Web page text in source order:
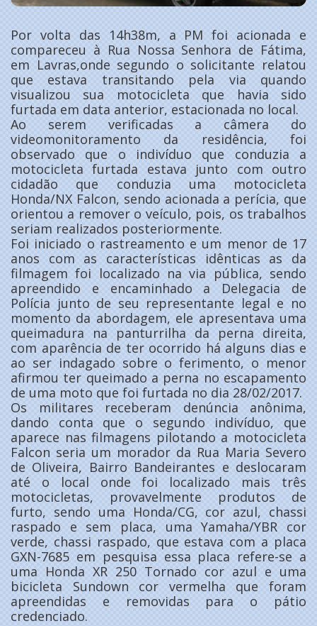
Por volta das 14h38m, a PM foi acionada e
compareceu à Rua Nossa Senhora de Fátima,
em Lavras,onde segundo o solicitante relatou
que estava transitando pela via quando
visualizou sua motocicleta que havia sido
furtada em data anterior, estacionada no local.
Ao serem verificadas a câmera do
videomonitoramento da residência, foi
observado que o indivíduo que conduzia a
motocicleta furtada estava junto com outro
cidadão que conduzia uma motocicleta
Honda/NX Falcon, sendo acionada a perícia, que
orientou a remover o veículo, pois, os trabalhos
seriam realizados posteriormente.
Foi iniciado o rastreamento e um menor de 17
anos com as características idênticas as da
filmagem foi localizado na via pública, sendo
apreendido e encaminhado a Delegacia de
Polícia junto de seu representante legal e no
momento da abordagem, ele apresentava uma
queimadura na panturrilha da perna direita,
com aparência de ter ocorrido há alguns dias e
ao ser indagado sobre o ferimento, o menor
afirmou ter queimado a perna no escapamento
de uma moto que foi furtada no dia 28/02/2017.
Os militares receberam denúncia anônima,
dando conta que o segundo indivíduo, que
aparece nas filmagens pilotando a motocicleta
Falcon seria um morador da Rua Maria Severo
de Oliveira, Bairro Bandeirantes e deslocaram
até o local onde foi localizado mais três
motocicletas, provavelmente produtos de
furto, sendo uma Honda/CG, cor azul, chassi
raspado e sem placa, uma Yamaha/YBR cor
verde, chassi raspado, que estava com a placa
GXN-7685 em pesquisa essa placa refere-se a
uma Honda XR 250 Tornado cor azul e uma
bicicleta Sundown cor vermelha que foram
apreendidas e removidas para o pátio
credenciado.